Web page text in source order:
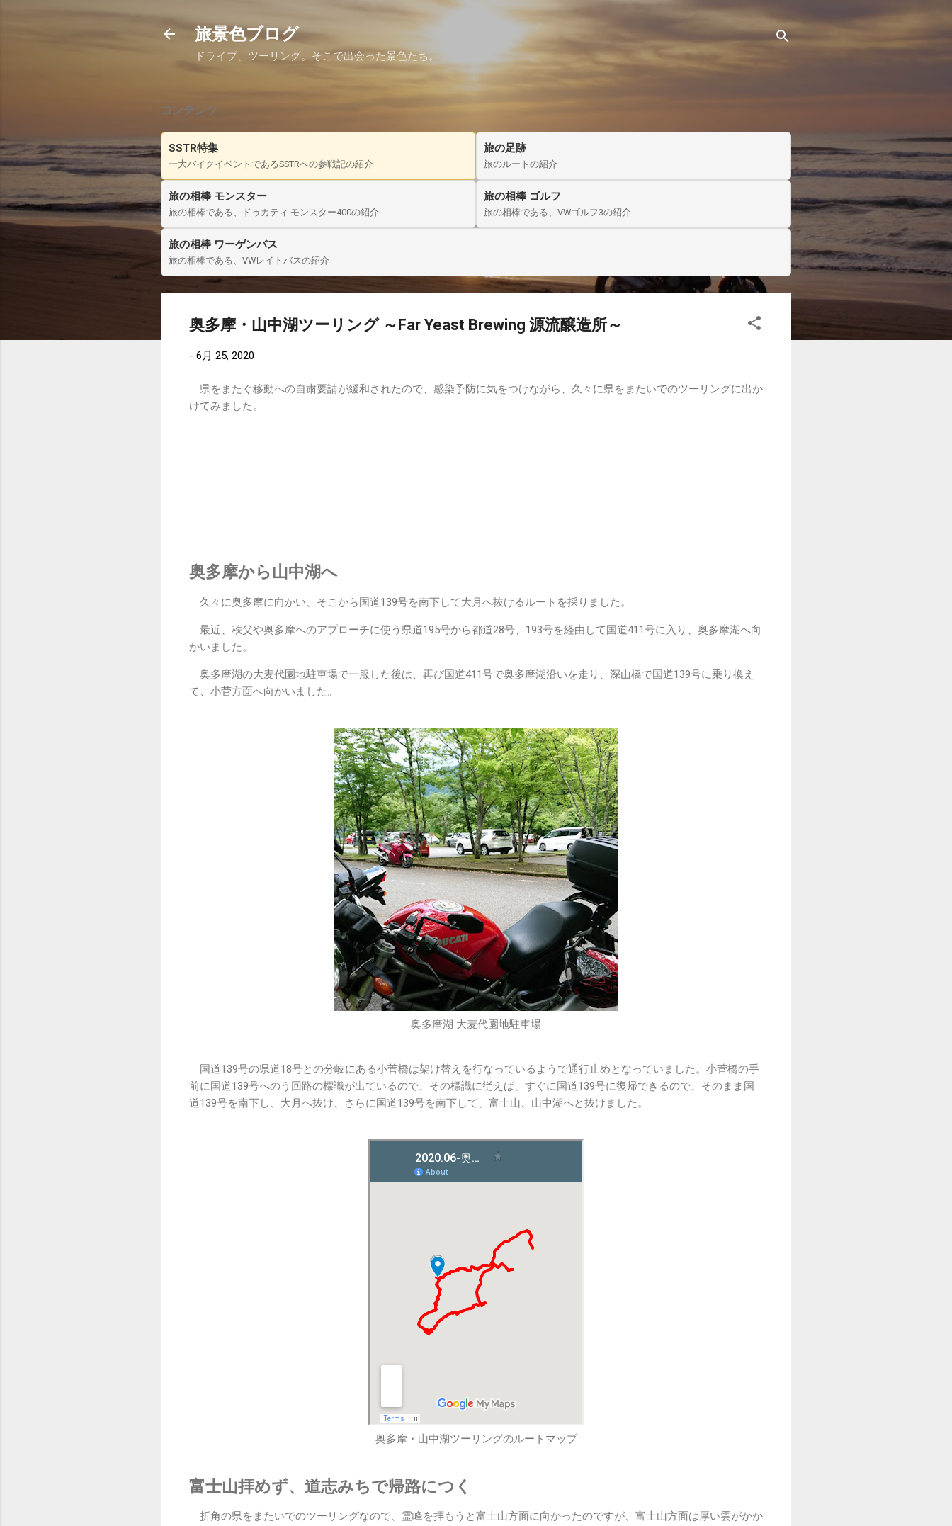
スキップしてメイン コンテンツに移動
旅景色ブログ
ドライブ、ツーリング。そこで出会った景色たち。
コンテンツ
SSTR特集
一大バイクイベントであるSSTRへの参戦記の紹介
旅の足跡
旅のルートの紹介
旅の相棒 モンスター
旅の相棒である、ドゥカティ モンスター400の紹介
旅の相棒 ゴルフ
旅の相棒である、VWゴルフ3の紹介
旅の相棒 ワーゲンバス
旅の相棒である、VWレイトバスの紹介
奥多摩・山中湖ツーリング ～Far Yeast Brewing 源流醸造所～
- 6月 25, 2020
県をまたぐ移動への自粛要請が緩和されたので、感染予防に気をつけながら、久々に県をまたいでのツーリングに出か
けてみました。
奥多摩から山中湖へ
久々に奥多摩に向かい、そこから国道139号を南下して大月へ抜けるルートを採りました。
最近、秩父や奥多摩へのアプローチに使う県道195号から都道28号、193号を経由して国道411号に入り、奥多摩湖へ向
かいました。
奥多摩湖の大麦代園地駐車場で一服した後は、再び国道411号で奥多摩湖沿いを走り、深山橋で国道139号に乗り換え
て、小菅方面へ向かいました。
奥多摩湖 大麦代園地駐車場
国道139号の県道18号との分岐にある小菅橋は架け替えを行なっているようで通行止めとなっていました。小菅橋の手
前に国道139号へのう回路の標識が出ているので、その標識に従えば、すぐに国道139号に復帰できるので、そのまま国
道139号を南下し、大月へ抜け、さらに国道139号を南下して、富士山、山中湖へと抜けました。
奥多摩・山中湖ツーリングのルートマップ
富士山拝めず、道志みちで帰路につく
折角の県をまたいでのツーリングなので、霊峰を拝もうと富士山方面に向かったのですが、富士山方面は厚い雲がかか